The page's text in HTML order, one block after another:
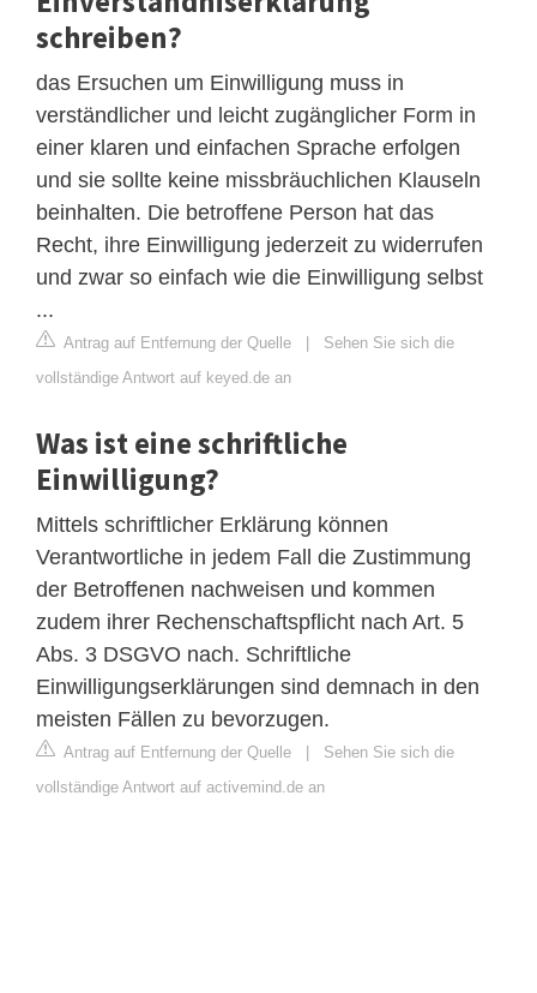
schreiben?
das Ersuchen um Einwilligung muss in
verständlicher und leicht zugänglicher Form in
einer klaren und einfachen Sprache erfolgen
und sie sollte keine missbräuchlichen Klauseln
beinhalten. Die betroffene Person hat das
Recht, ihre Einwilligung jederzeit zu widerrufen
und zwar so einfach wie die Einwilligung selbst
...
Antrag auf Entfernung der Quelle
Sehen Sie sich die
vollständige Antwort auf keyed.de an
Was ist eine schriftliche
Einwilligung?
Mittels schriftlicher Erklärung können
Verantwortliche in jedem Fall die Zustimmung
der Betroffenen nachweisen und kommen
zudem ihrer Rechenschaftspflicht nach Art. 5
Abs. 3 DSGVO nach. Schriftliche
Einwilligungserklärungen sind demnach in den
meisten Fällen zu bevorzugen.
Antrag auf Entfernung der Quelle
Sehen Sie sich die
vollständige Antwort auf activemind.de an